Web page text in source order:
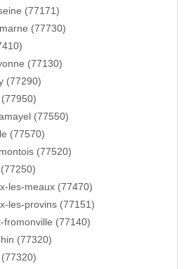
(77171)
(77730)
(77130)
(77290)
(77550)
(77570)
(77520)
les-meaux (77470)
les-provins (77151)
fromonville (77140)
(77320)